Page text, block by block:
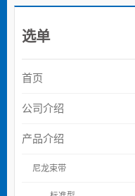
选单
首页
公司介绍
产品介绍
尼龙束带